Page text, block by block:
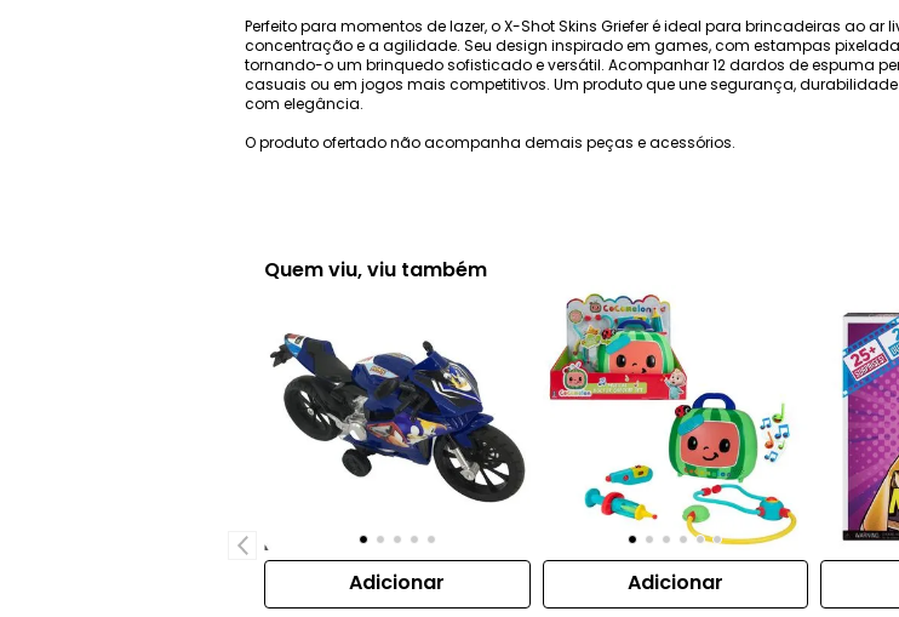
Perfeito para momentos de lazer, o X-Shot Skins Griefer é ideal para brincadeiras ao
concentração e a agilidade. Seu design inspirado em games, com estampas pixeladas
tornando-o um brinquedo sofisticado e versátil. Acompanhar 12 dardos de espuma
casuais ou em jogos mais competitivos. Um produto que une segurança,
com elegância.
O produto ofertado não acompanha demais peças e acessórios.
Quem viu, viu também
Adicionar Adicionar